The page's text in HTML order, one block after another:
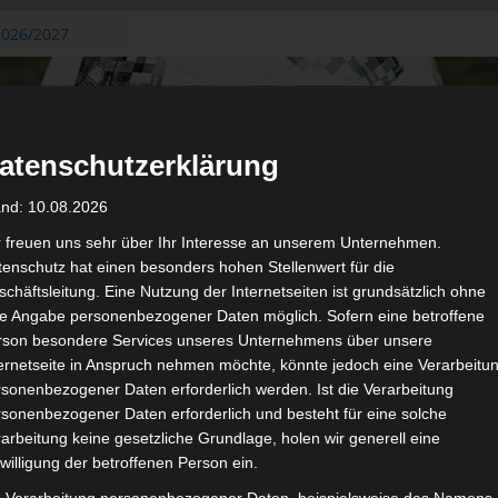
2027
August
aus der
der ersten 15
2026/2027 –
19./20.
AS Soliman
2 zu
10.08.2026
freuen uns sehr über Ihr Interesse an unserem Unternehmen.
hat einen besonders hohen Stellenwert für die
Eine Nutzung der Internetseiten ist grundsätzlich ohne
Angabe personenbezogener Daten möglich. Sofern eine betroffene
besondere Services unseres Unternehmens über unsere
in Anspruch nehmen möchte, könnte jedoch eine
Daten erforderlich werden. Ist die Verarbeitung
Daten erforderlich und besteht für eine solche
keine gesetzliche Grundlage, holen wir generell eine
der betroffenen Person ein.